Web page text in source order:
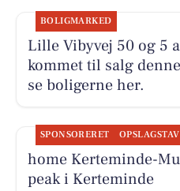
BOLIGMARKED
Lille Vibyvej 50 og 5
kommet til salg
se boligerne her.
SPONSORERET
home Kerteminde-
peak i Kerteminde